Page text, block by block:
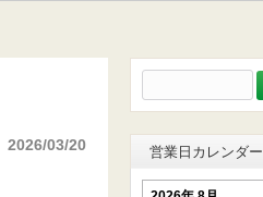
2026/03/20
索:
営業日カレンダー